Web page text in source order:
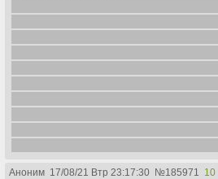
Аноним 17/08/21 Втр 23:17:30 №185971 10